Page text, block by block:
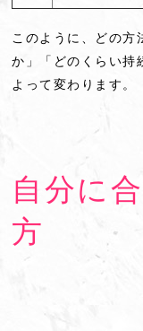
このように、どの方
か」「どのくらい持
よって変わります。
自分に
方